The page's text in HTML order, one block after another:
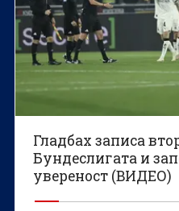
Гладбах записа
Бундеслигата и
увереност (ВИДЕО)